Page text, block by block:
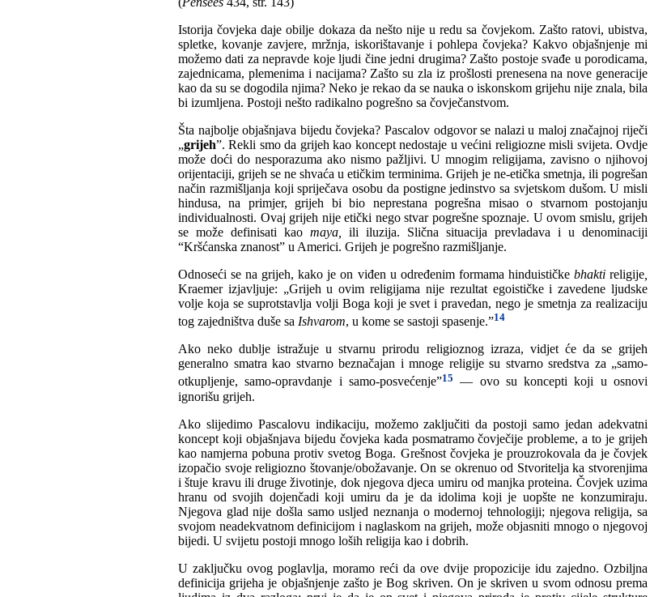
Istorija čovjeka daje obilje dokaza da nešto nije u redu sa čovjekom. Zašto ratovi, ubistva,
spletke, kovanje zavjere, mržnja, iskorištavanje i pohlepa čovjeka? Kakvo objašnjenje mi
možemo dati za nepravde koje ljudi čine jedni drugima? Zašto postoje svađe u porodicama,
zajednicama, plemenima i nacijama? Zašto su zla iz prošlosti prenesena na nove generacije
kao da su se dogodila njima? Neko je rekao da se nauka o iskonskom grijehu nije znala, bila
bi izumljena. Postoji nešto radikalno pogrešno sa čovječanstvom.
Šta najbolje objašnjava bijedu čovjeka? Pascalov odgovor se nalazi u maloj značajnoj riječi
„grijeh”. Rekli smo da grijeh kao koncept nedostaje u većini religiozne misli svijeta. Ovdje
može doći do nesporazuma ako nismo pažljivi. U mnogim religijama, zavisno o njihovoj
orijentaciji, grijeh se ne shvaća u etičkim terminima. Grijeh je ne-etička smetnja, ili pogrešan
način razmišljanja koji spriječava osobu da postigne jedinstvo sa svjetskom dušom. U misli
hindusa, na primjer, grijeh bi bio neprestana pogrešna misao o stvarnom postojanju
individualnosti. Ovaj grijeh nije etički nego stvar pogrešne spoznaje. U ovom smislu, grijeh
se može definisati kao maya,
ili iluzija. Slična situacija prevladava i u denominaciji
“Kršćanska znanost” u Americi. Grijeh je pogrešno razmišljanje.
Odnoseći se na grijeh, kako je on viđen u određenim formama hinduističke bhaktireligije
Kraemer izjavljuje: „Grijeh u ovim religijama nije rezultat egoističke i zavedene ljudske
volje koja se suprotstavlja volji Boga koji je svet i pravedan, nego je smetnja za realizaciju
tog zajedništva duše sa Ishvarom, u kome se sastoji spasenje.”14
Ako neko dublje istražuje u stvarnu prirodu religioznog izraza, vidjet će da se grijeh
generalno smatra kao stvarno beznačajan i mnoge religije su stvarno sredstva za „samo-
otkupljenje, samo-opravdanje i samo-posvećenje”15 — ovo su koncepti koji u osnovi
ignorišu grijeh.
Ako slijedimo Pascalovu indikaciju, možemo zaključiti da postoji samo jedan adekvatni
koncept koji objašnjava bijedu čovjeka kada posmatramo čovječije probleme, a to je grijeh
kao namjerna pobuna protiv svetog Boga. Grešnost čovjeka je prouzrokovala da je čovjek
izopačio svoje religiozno štovanje/obožavanje. On se okrenuo od Stvoritelja ka stvorenjima
i štuje kravu ili druge životinje, dok njegova djeca umiru od manjka proteina. Čovjek uzima
hranu od svojih dojenčadi koji umiru da je da idolima koji je uopšte ne konzumiraju.
Njegova glad nije došla samo usljed neznanja o modernoj tehnologiji; njegova religija, sa
svojom neadekvatnom definicijom i naglaskom na grijeh, može objasniti mnogo o njegovoj
bijedi. U svijetu postoji mnogo loših religija kao i dobrih.
U zaključku ovog poglavlja, moramo reći da ove dvije propozicije idu zajedno. Ozbiljna
definicija grijeha je objašnjenje zašto je Bog skriven. On je skriven u svom odnosu prema